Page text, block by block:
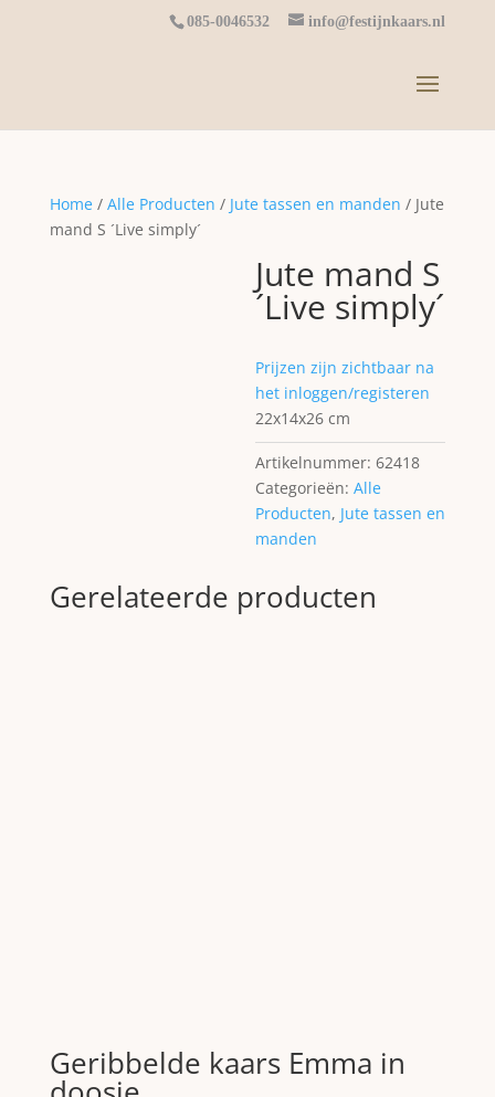
085-0046532 info@festijnkaars.nl
Home/ Alle Producten / Jute tassen en manden / Jute
mand S ´Live simply´
Jute mand S
´Live simply´
Prijzen zijn zichtbaar na
het inloggen/registeren
22x14x26 cm
Artikelnummer:62418
Categorieën:Alle
Producten, Jute tassen en
manden
Gerelateerde producten
Geribbelde kaars Emma in